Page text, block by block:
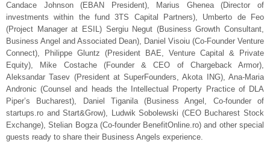
Candace Johnson (EBAN President), Marius Ghenea (Director of
investments within the fund 3TS Capital Partners), Umberto de Feo
(Project Manager at ESIL) Sergiu Negut (Business Growth Consultant,
Business Angel and Associated Dean), Daniel Visoiu (Co-Founder Venture
Connect), Philippe Gluntz (President BAE, Venture Capital & Private
Equity), Mike Costache (Founder & CEO of Chargeback Armor),
Aleksandar Tasev (President at SuperFounders, Akota ING), Ana‑Maria
Andronic (Counsel and heads the Intellectual Property Practice of DLA
Piper’s Bucharest), Daniel Tiganila (Business Angel, Co-founder of
startups.ro and Start&Grow), Ludwik Sobolewski (CEO Bucharest Stock
Exchange), Stelian Bogza (Co-founder BenefitOnline.ro) and other special
guests ready to share their Business Angels experience.